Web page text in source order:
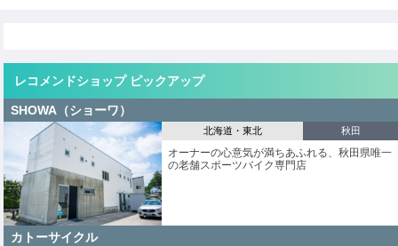
レコメンドショップ ピックアップ
SHOWA（ショーワ）
北海道・東北 秋田
オーナーの心意気が満ちあふれる、秋田県唯一
の老舗スポーツバイク専門店
カトーサイクル